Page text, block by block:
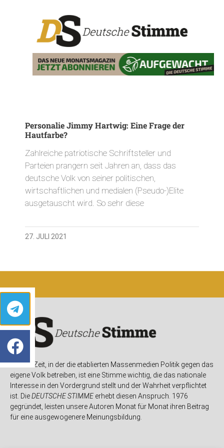
Personalie Jimmy Hartwig: Eine Frage der
Hautfarbe?
Zahlreiche patriotische Schriftsteller und
Parteien prangern seit Jahren an, dass das
deutsche Volk von seiner politischen,
wirtschaftlichen und medialen (Pseudo-)Elite
ausgetauscht wird. So sehr diese
27. JULI 2021
In einer Zeit, in der die etablierten Massenmedien Politik gegen das
eigene Volk betreiben, ist eine Stimme wichtig, die das nationale
Interesse in den Vordergrund stellt und der Wahrheit verpflichtet
ist. DieDEUTSCHE STIMMEerhebt diesen Anspruch. 1976
gegründet, leisten unsere Autoren Monat für Monat ihren Beitrag
für eine ausgewogenere Meinungsbildung.